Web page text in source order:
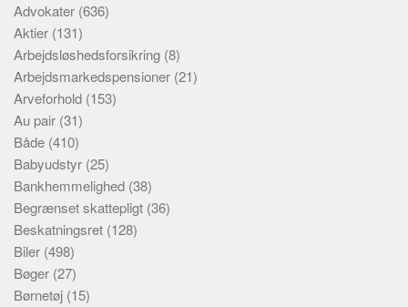
Advokater (636)
Aktier (131)
Arbejdsløshedsforsikring (8)
Arbejdsmarkedspensioner (21)
Arveforhold (153)
Au pair (31)
Både (410)
Babyudstyr (25)
Bankhemmelighed (38)
Begrænset skattepligt (36)
Beskatningsret (128)
Biler (498)
Bøger (27)
Børnetøj (15)